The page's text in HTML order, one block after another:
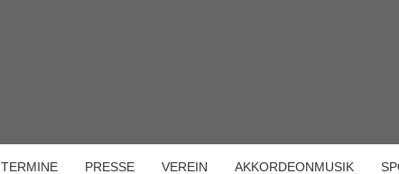
TERMINE PRESSE VEREIN AKKORDEONMUSIK